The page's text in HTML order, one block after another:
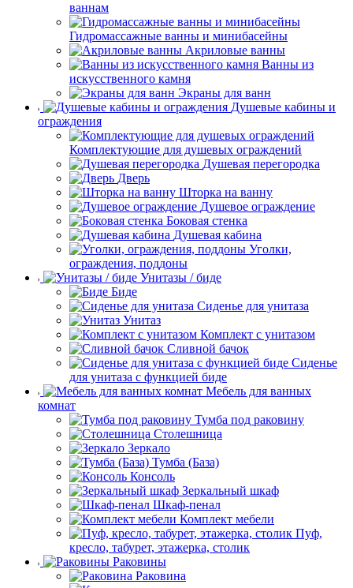
ваннам
Гидромассажные ванны и минибасейны
Акриловые ванны
Ванны из
искусственного камня
Экраны для ванн
Душевые кабины и
ограждения
Комплектующие для душевых ограждений
Душевая перегородка
Дверь
Шторка на ванну
Душевое ограждение
Боковая стенка
Душевая кабина
Уголки,
ограждения, поддоны
Унитазы / биде
Биде
Сиденье для унитаза
Унитаз
Комплект с унитазом
Сливной бачок
Сиденье
для унитаза с функцией биде
Мебель для ванных
комнат
Тумба под раковину
Столешница
Зеркало
Тумба (База)
Консоль
Зеркальный шкаф
Шкаф-пенал
Комплект мебели
Пуф,
кресло, табурет, этажерка, столик
Раковины
Раковина